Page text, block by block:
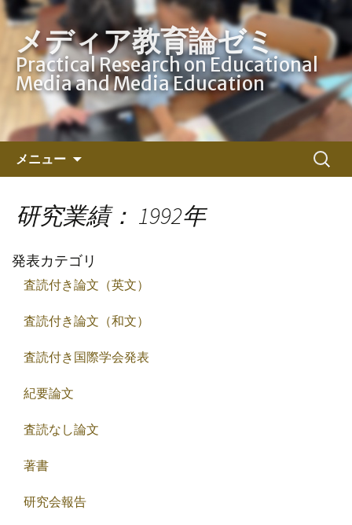
メディア教育論ゼミ
Practical Research on Educational
Media and Media Education
メニュー
ン
ツ
ス
キ
プ
検
索:
研究業績： 1992年
発表カテゴリ
査読付き論文（英文）
査読付き論文（和文）
査読付き国際学会発表
紀要論文
査読なし論文
著書
研究会報告